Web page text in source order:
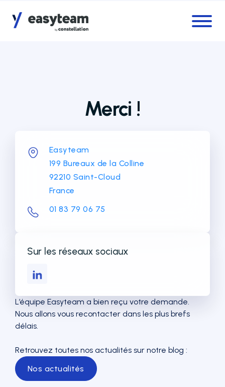
Merci !
Easyteam
199 Bureaux de la Colline
92210 Saint-Cloud
France
01 83 79 06 75
Sur les réseaux sociaux
L’équipe Easyteam a bien reçu votre demande.
Nous allons vous recontacter dans les plus brefs
délais.
Retrouvez toutes nos actualités sur notre blog :
Nos actualités